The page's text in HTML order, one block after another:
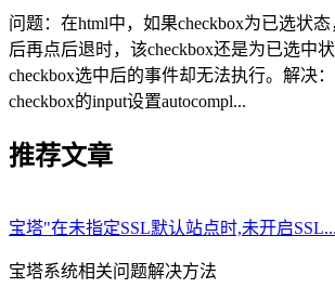
问题：在html中，如果checkbox为已选状
后再点后退时，该checkbox还是为已选中
checkbox选中后的事件却无法执行。解决
checkbox的input设置autocompl...
推荐文章
宝塔"在未指定SSL默认站点时,未开启SSL...
宝塔系统相关问题解决方法